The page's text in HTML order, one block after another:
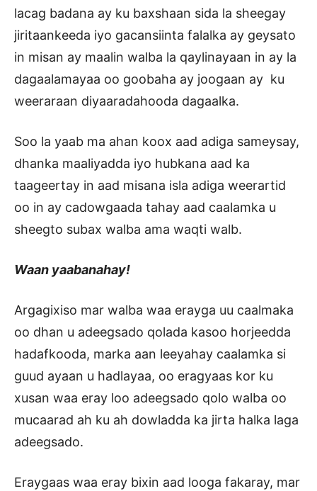
lacag badana ay ku baxshaan sida la sheegay
jiritaankeeda iyo gacansiinta falalka ay geysato
in misan ay maalin walba la qaylinayaan in ay la
dagaalamayaa oo goobaha ay joogaan ay ku
weeraraan diyaaradahooda dagaalka.
Soo la yaab ma ahan koox aad adiga sameysay,
dhanka maaliyadda iyo hubkana aad ka
taageertay in aad misana isla adiga weerartid
oo in ay cadowgaada tahay aad caalamka u
sheegto subax walba ama waqti walb.
Waan yaabanahay!
Argagixiso mar walba waa erayga uu caalmaka
oo dhan u adeegsado qolada kasoo horjeedda
hadafkooda, marka aan leeyahay caalamka si
guud ayaan u hadlayaa, oo eragyaas kor ku
xusan waa eray loo adeegsado qolo walba oo
mucaarad ah ku ah dowladda ka jirta halka laga
adeegsado.
Eraygaas waa eray bixin aad looga fakaray, mar